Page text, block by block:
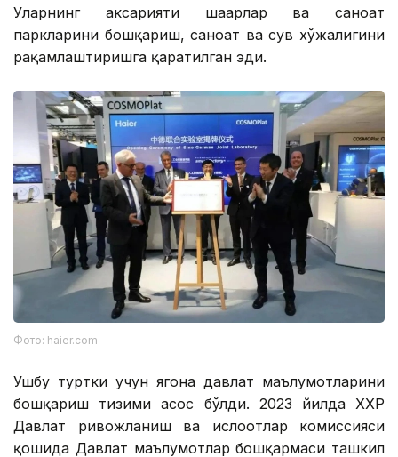
Уларнинг аксарияти шаҳарлар ва саноат
паркларини бошқариш, саноат ва сув хўжалигини
рақамлаштиришга қаратилган эди.
Фото: haier.com
Ушбу туртки учун ягона давлат маълумотларини
бошқариш тизими асос бўлди. 2023 йилда ХХР
Давлат ривожланиш ва ислоҳотлар комиссияси
қошида Давлат маълумотлар бошқармаси ташкил